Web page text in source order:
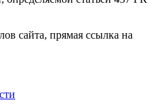
сайта, прямая ссылка на